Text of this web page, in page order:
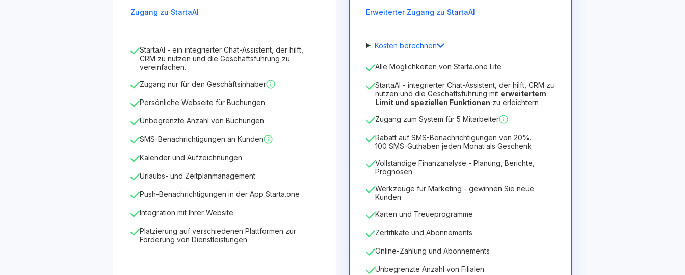
Zugang zu StartaAI
StartaAI - ein integrierter Chat-Assistent, der hilft,
CRM zu nutzen und die Geschäftsführung zu
vereinfachen.
Zugang nur für den Geschäftsinhaber
Persönliche Webseite für Buchungen
Unbegrenzte Anzahl von Buchungen
SMS-Benachrichtigungen an Kunden
Kalender und Aufzeichnungen
Urlaubs- und Zeitplanmanagement
Push-Benachrichtigungen in der App Starta.one
Integration mit Ihrer Website
Platzierung auf verschiedenen Plattformen zur
Förderung von Dienstleistungen
Erweiterter Zugang zu StartaAI
Kosten berechnen
Anzahl der Mitarbeiter
Dauer der Lizenz
12 Months(Rabatt -25%) Vorteilhaft
8.99€6.29€ Monat
75.52€ für 12 Months
Alle Möglichkeiten von Starta.one Lite
StartaAI - integrierter Chat-Assistent, der hilft, CRM zu
nutzen und die Geschäftsführung mit erweitertem
Limit und speziellen Funktionen zu erleichtern
Zugang zum System für 5 Mitarbeiter
Rabatt auf SMS-Benachrichtigungen von 20%.
100 SMS-Guthaben jeden Monat als Geschenk
Vollständige Finanzanalyse - Planung, Berichte,
Prognosen
Werkzeuge für Marketing - gewinnen Sie neue
Kunden
Karten und Treueprogramme
Zertifikate und Abonnements
Online-Zahlung und Abonnements
Unbegrenzte Anzahl von Filialen